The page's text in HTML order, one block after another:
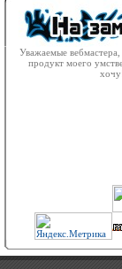
Уважаемые
продукт моего